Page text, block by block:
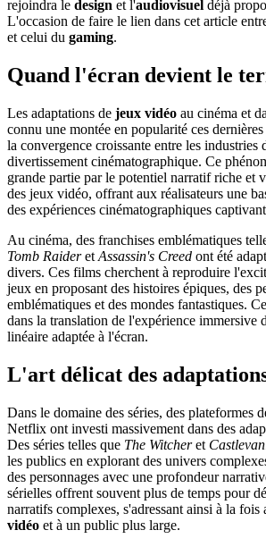
rejoindra le design et l'audiovisuel déjà
L'occasion de faire le lien dans cet article
et celui du gaming.
Quand l'écran devient le
Les adaptations de jeux vidéo au cinéma et
connu une montée en popularité ces
la convergence croissante entre les industries
divertissement cinématographique. Ce
grande partie par le potentiel narratif riche et
des jeux vidéo, offrant aux réalisateurs une
des expériences cinématographiques
Au cinéma, des franchises emblématiques
Tomb Raideret Assassin's Creed ont été
divers. Ces films cherchent à reproduire
jeux en proposant des histoires épiques, des
emblématiques et des mondes fantastiques.
dans la translation de l'expérience immersive
linéaire adaptée à l'écran.
L'art délicat des
Dans le domaine des séries, des plateformes
Netflix ont investi massivement dans des
Des séries telles que The Witcheret
les publics en explorant des univers
des personnages avec une profondeur
sérielles offrent souvent plus de temps pour
narratifs complexes, s'adressant ainsi à la fois
vidéo et à un public plus large.